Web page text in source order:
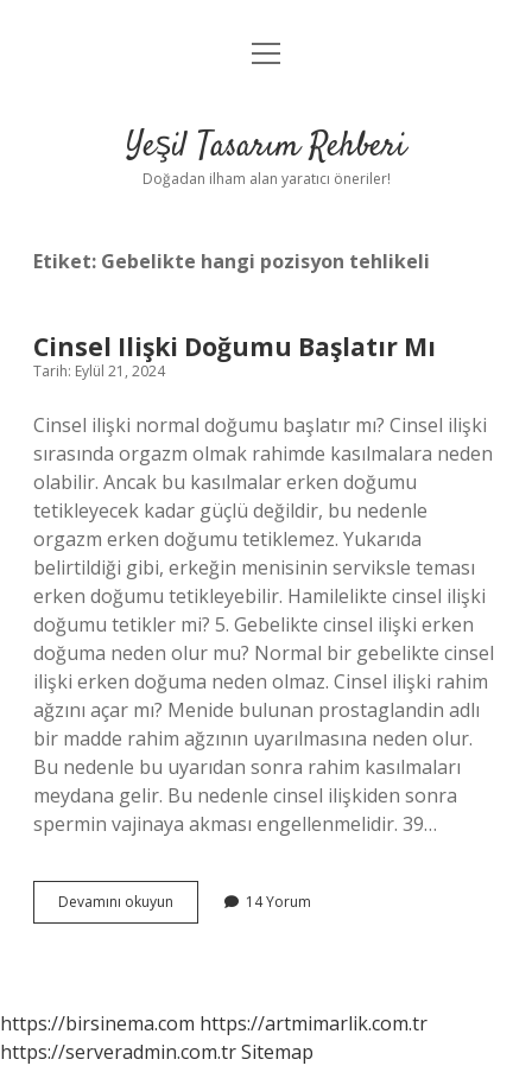
Anasayfa
Yasal Uyarı
menüyü
Yeşil Tasarım Rehberi
Doğadan ilham alan yaratıcı öneriler!
Etiket: Gebelikte hangi pozisyon tehlikeli
Cinsel Ilişki Doğumu Başlatır Mı
Tarih: Eylül 21, 2024
Cinsel ilişki normal doğumu başlatır mı? Cinsel ilişki
sırasında orgazm olmak rahimde kasılmalara neden
olabilir. Ancak bu kasılmalar erken doğumu
tetikleyecek kadar güçlü değildir, bu nedenle
orgazm erken doğumu tetiklemez. Yukarıda
belirtildiği gibi, erkeğin menisinin serviksle teması
erken doğumu tetikleyebilir. Hamilelikte cinsel ilişki
doğumu tetikler mi? 5. Gebelikte cinsel ilişki erken
doğuma neden olur mu? Normal bir gebelikte cinsel
ilişki erken doğuma neden olmaz. Cinsel ilişki rahim
ağzını açar mı? Menide bulunan prostaglandin adlı
bir madde rahim ağzının uyarılmasına neden olur.
Bu nedenle bu uyarıdan sonra rahim kasılmaları
meydana gelir. Bu nedenle cinsel ilişkiden sonra
spermin vajinaya akması engellenmelidir. 39…
Devamını okuyun
Ilişki
14 Yorum
https://birsinema.com https://artmimarlik.com.tr
https://serveradmin.com.trSitemap